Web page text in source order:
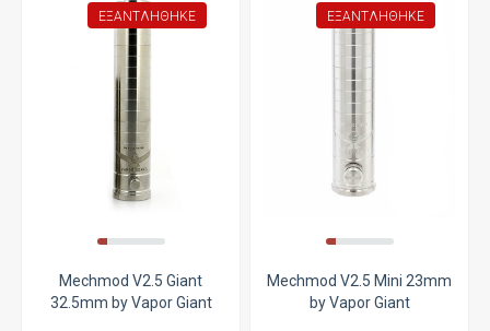
ΕΞΑΝΤΛΉΘΗΚΕ
Mechmod V2.5 Giant
32.5mm by Vapor Giant
ΕΞΑΝΤΛΉΘΗΚΕ
Mechmod V2.5 Mini 23mm
by Vapor Giant